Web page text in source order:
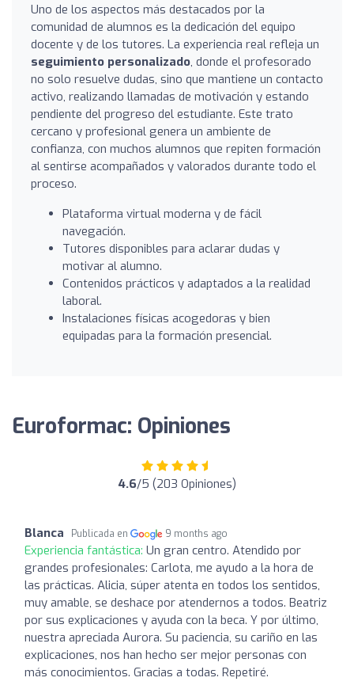
Uno de los aspectos más destacados por la
comunidad de alumnos es la dedicación del equipo
docente y de los tutores. La experiencia real refleja un
seguimiento personalizado, donde el profesorado
no solo resuelve dudas, sino que mantiene un contacto
activo, realizando llamadas de motivación y estando
pendiente del progreso del estudiante. Este trato
cercano y profesional genera un ambiente de
confianza, con muchos alumnos que repiten formación
al sentirse acompañados y valorados durante todo el
proceso.
Plataforma virtual moderna y de fácil
navegación.
Tutores disponibles para aclarar dudas y
motivar al alumno.
Contenidos prácticos y adaptados a la realidad
laboral.
Instalaciones físicas acogedoras y bien
equipadas para la formación presencial.
Euroformac: Opiniones
4.6/5 (203 Opiniones)
Blanca Publicada en 9 months ago
Experiencia fantástica: Un gran centro. Atendido por
grandes profesionales: Carlota, me ayudo a la hora de
las prácticas. Alicia, súper atenta en todos los sentidos,
muy amable, se deshace por atendernos a todos. Beatriz
por sus explicaciones y ayuda con la beca. Y por último,
nuestra apreciada Aurora. Su paciencia, su cariño en las
explicaciones, nos han hecho ser mejor personas con
más conocimientos. Gracias a todas. Repetiré.